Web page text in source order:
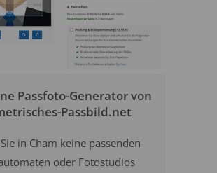
Passfoto-Generator von
Passbild.net
in Cham keine passenden
oder Fotostudios